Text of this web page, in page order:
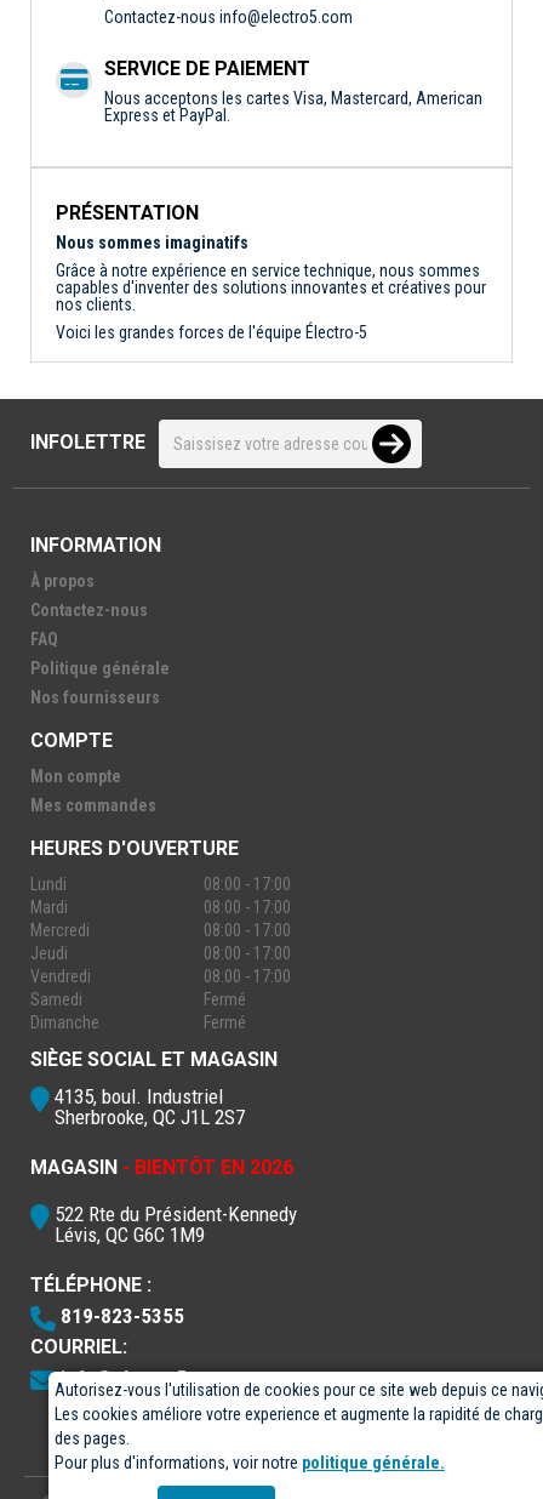
Autorisez-vous l'utilisation de cookies pour ce site web depuis ce
Les cookies améliore votre experience et augmente la rapidité de
des pages.
Pour plus d'informations, voir notre politique générale.
Contactez-nous info@electro5.com
SERVICE DE PAIEMENT
Nous acceptons les cartes Visa, Mastercard, American
Express et PayPal.
PRÉSENTATION
Nous sommes imaginatifs
Grâce à notre expérience en service technique, nous sommes
capables d'inventer des solutions innovantes et créatives pour
nos clients.
Voici les grandes forces de l'équipe Électro-5
INFOLETTRE
INFORMATION
À propos
Contactez-nous
FAQ
Politique générale
Nos fournisseurs
COMPTE
Mon compte
Mes commandes
HEURES D'OUVERTURE
Lundi
08:00 - 17:00
Mardi
08:00 - 17:00
Mercredi
08:00 - 17:00
Jeudi
08:00 - 17:00
Vendredi
08:00 - 17:00
Samedi
Fermé
Dimanche
Fermé
SIÈGE SOCIAL ET MAGASIN
4135, boul. Industriel
Sherbrooke, QC J1L 2S7
MAGASIN - BIENTÔT EN 2026
522 Rte du Président-Kennedy
Lévis, QC G6C 1M9
TÉLÉPHONE :
819-823-5355
COURRIEL:
info@electro5.com